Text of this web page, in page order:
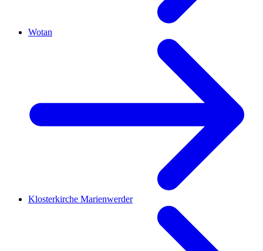
Wotan
Klosterkirche Marienwerder